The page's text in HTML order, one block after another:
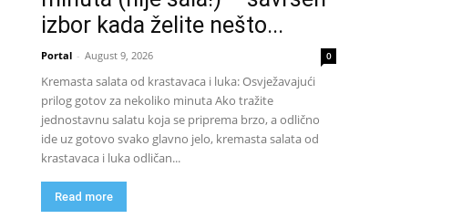
izbor kada želite nešto...
Portal - August 9, 2026 0
Kremasta salata od krastavaca i luka: Osvježavajući
prilog gotov za nekoliko minuta Ako tražite
jednostavnu salatu koja se priprema brzo, a odlično
ide uz gotovo svako glavno jelo, kremasta salata od
krastavaca i luka odličan...
Read more